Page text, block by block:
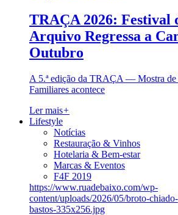
TRAÇA 2026: Festival
Arquivo Regressa a
Outubro
A 5.ª edição da TRAÇA — Mostra
Familiares acontece
Ler mais+
Lifestyle
Notícias
Restauração & Vinhos
Hotelaria & Bem-estar
Marcas & Eventos
F4F 2019
https://www.ruadebaixo.com/wp-
content/uploads/2026/05/broto-
bastos-335x256.jpg